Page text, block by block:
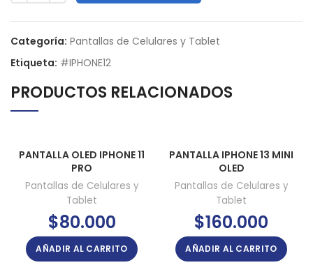
Categoría: Pantallas de Celulares y Tablet
Etiqueta: #IPHONE12
PRODUCTOS RELACIONADOS
PANTALLA OLED IPHONE 11
PRO
Pantallas de Celulares y
Tablet
$80.000
AÑADIR AL CARRITO
PANTALLA IPHONE 13 MINI
OLED
Pantallas de Celulares y
Tablet
$160.000
AÑADIR AL CARRITO